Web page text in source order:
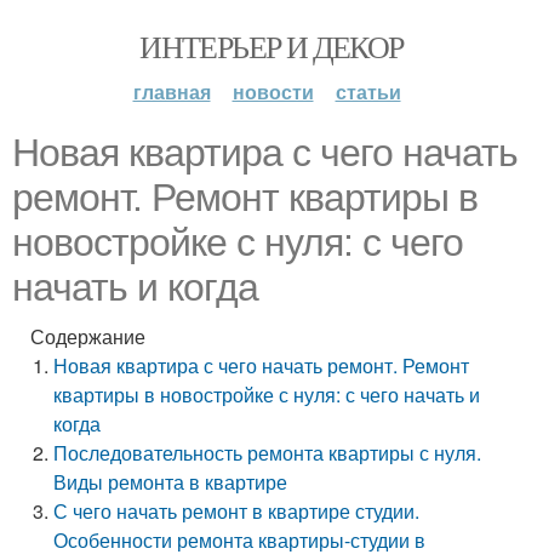
ИНТЕРЬЕР И ДЕКОР
главная новости статьи
Новая квартира с чего начать
ремонт. Ремонт квартиры в
новостройке с нуля: с чего
начать и когда
Содержание
Новая квартира с чего начать ремонт. Ремонт
квартиры в новостройке с нуля: с чего начать и
когда
Последовательность ремонта квартиры с нуля.
Виды ремонта в квартире
С чего начать ремонт в квартире студии.
Особенности ремонта квартиры-студии в